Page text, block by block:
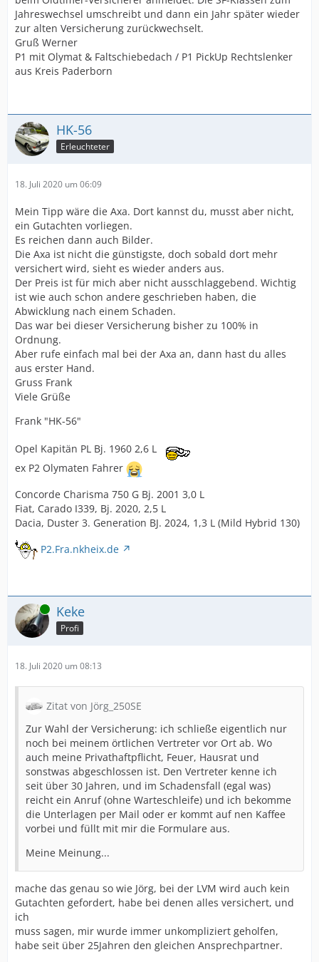
Jahreswechsel umschreibt und dann ein Jahr später wieder
zur alten Versicherung zurückwechselt.
Gruß Werner
P1 mit Olymat & Faltschiebedach / P1 PickUp Rechtslenker
aus Kreis Paderborn
HK-56
Erleuchteter
18. Juli 2020 um 06:09
Mein Tipp wäre die Axa. Dort kannst du, musst aber nicht,
ein Gutachten vorliegen.
Es reichen dann auch Bilder.
Die Axa ist nicht die günstigste, doch sobald dort mehr
versichert wird, sieht es wieder anders aus.
Der Preis ist für mich aber nicht ausschlaggebend. Wichtig
ist wie auch schon andere geschrieben haben, die
Abwicklung nach einem Schaden.
Das war bei dieser Versicherung bisher zu 100% in
Ordnung.
Aber rufe einfach mal bei der Axa an, dann hast du alles
aus erster Hand.
Gruss Frank
Viele Grüße
Frank "HK-56"
Opel Kapitän PL Bj. 1960 2,6 L
ex P2 Olymaten Fahrer
Concorde Charisma 750 G Bj. 2001 3,0 L
Fiat, Carado I339, Bj. 2020, 2,5 L
Dacia, Duster 3. Generation BJ. 2024, 1,3 L (Mild Hybrid 130)
P2.Fra.nkheix.de
Online Keke
Profi
18. Juli 2020 um 08:13
Zitat von Jörg_250SE
Zur Wahl der Versicherung: ich schließe eigentlich nur
noch bei meinem örtlichen Vertreter vor Ort ab. Wo
auch meine Privathaftpflicht, Feuer, Hausrat und
sonstwas abgeschlossen ist. Den Vertreter kenne ich
seit über 30 Jahren, und im Schadensfall (egal was)
reicht ein Anruf (ohne Warteschleife) und ich bekomme
die Unterlagen per Mail oder er kommt auf nen Kaffee
vorbei und füllt mit mir die Formulare aus.
Meine Meinung...
mache das genau so wie Jörg, bei der LVM wird auch kein
Gutachten gefordert, habe bei denen alles versichert, und
ich
muss sagen, mir wurde immer unkompliziert geholfen,
habe seit über 25Jahren den gleichen Ansprechpartner.